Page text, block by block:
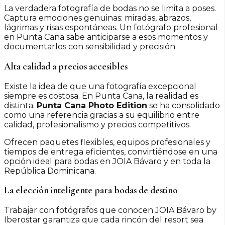
La verdadera fotografía de bodas no se limita a poses.
Captura emociones genuinas: miradas, abrazos,
lágrimas y risas espontáneas. Un fotógrafo profesional
en Punta Cana sabe anticiparse a esos momentos y
documentarlos con sensibilidad y precisión.
Alta calidad a precios accesibles
Existe la idea de que una fotografía excepcional
siempre es costosa. En Punta Cana, la realidad es
distinta. Punta Cana Photo Edition se ha consolidado
como una referencia gracias a su equilibrio entre
calidad, profesionalismo y precios competitivos.
Ofrecen paquetes flexibles, equipos profesionales y
tiempos de entrega eficientes, convirtiéndose en una
opción ideal para bodas en JOIA Bávaro y en toda la
República Dominicana.
La elección inteligente para bodas de destino
Trabajar con fotógrafos que conocen JOIA Bávaro by
Iberostar garantiza que cada rincón del resort sea